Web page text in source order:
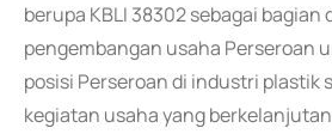
berupa KBLI 38302 sebagai bagian
pengembangan usaha Perseroan
posisi Perseroan di industri plastik
kegiatan usaha yang